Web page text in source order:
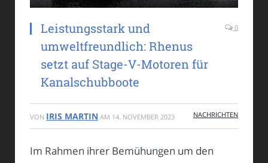
Leistungsstark und
umweltfreundlich: Rhenus
setzt auf Stage-V-Motoren für
Kanalschubboote
0
VON IRIS MARTIN AM 14. NOVEMBER 2023 NACHRICHTEN
Im Rahmen ihrer Bemühungen um den